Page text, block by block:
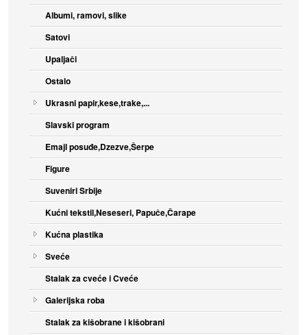
Albumi, ramovi, slike
Satovi
Upaljači
Ostalo
Ukrasni papir,kese,trake,...
Slavski program
Emajl posuđe,Dzezve,Šerpe
Figure
Suveniri Srbije
Kućni tekstil,Neseseri, Papuče,Čarape
Kućna plastika
Sveće
Stalak za cveće i Cveće
Galerijska roba
Stalak za kišobrane i kišobrani